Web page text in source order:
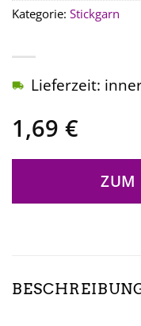
1,69 €
Lieferzeit:
ZUM
Kategorie: Stickgarn